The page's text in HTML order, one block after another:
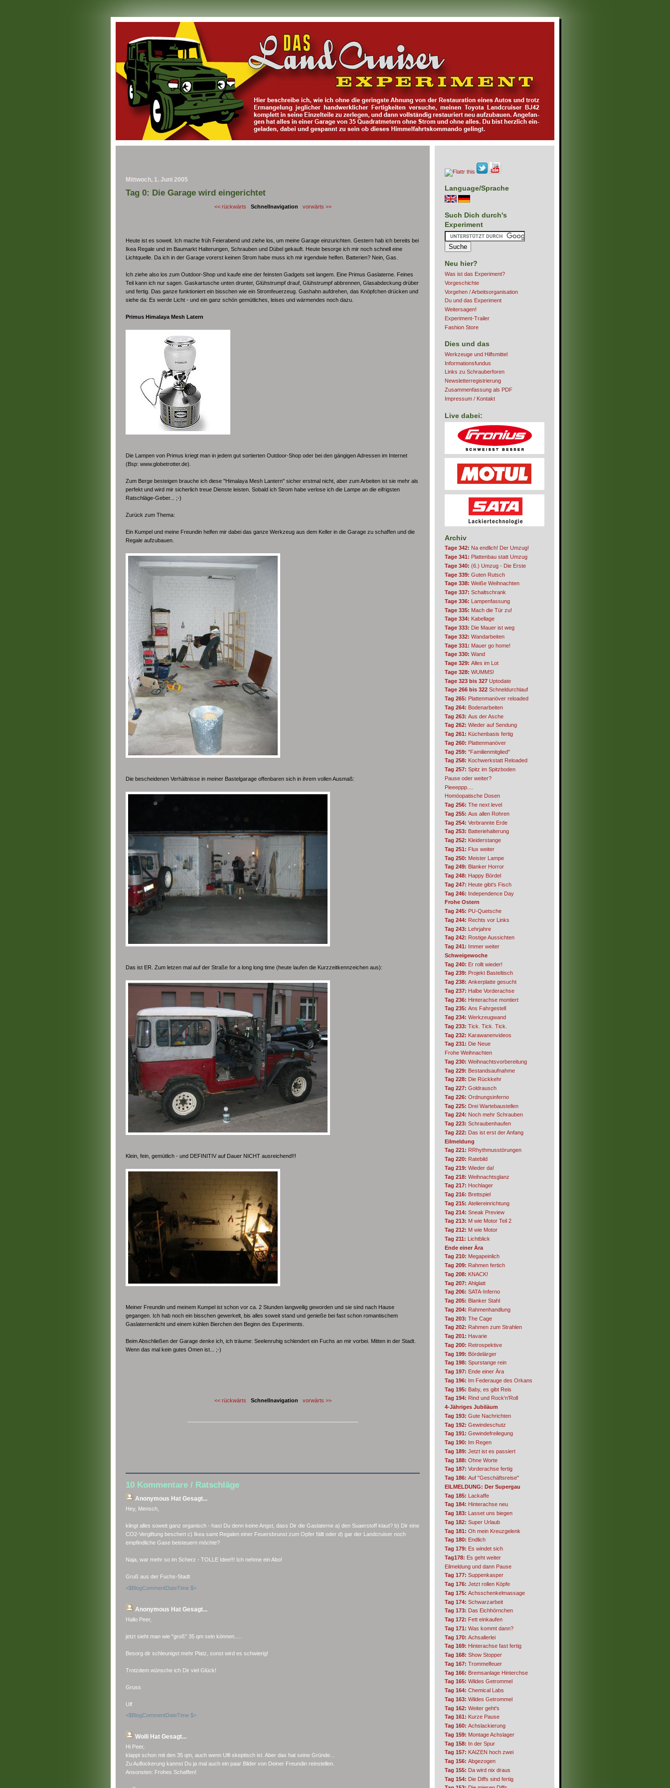
Mittwoch, 1. Juni 2005
Tag 0: Die Garage wird eingerichtet
<< rückwärts Schnellnavigation vorwärts >>
Heute ist es soweit. Ich mache früh Feierabend und ziehe los, um meine Garage einzurichten. Gestern hab ich bereits bei
Ikea Regale und im Baumarkt Halterungen, Schrauben und Dübel gekauft. Heute besorge ich mir noch schnell eine
Lichtquelle. Da ich in der Garage vorerst keinen Strom habe muss ich mir irgendwie helfen. Batterien? Nein, Gas.
Ich ziehe also los zum Outdoor-Shop und kaufe eine der feinsten Gadgets seit langem. Eine Primus Gaslaterne. Feines
Teil kann ich nur sagen. Gaskartusche unten drunter, Glühstrumpf drauf, Glühstrumpf abbrennen, Glasabdeckung drüber
und fertig. Das ganze funktioniert ein bisschen wie ein Stromfeuerzeug. Gashahn aufdrehen, das Knöpfchen drücken und
siehe da: Es werde Licht - und ein ganz schön gemütliches, leises und wärmendes noch dazu.
Primus Himalaya Mesh Latern
Die Lampen von Primus kriegt man in jedem gut sortierten Outdoor-Shop oder bei den gängigen Adressen im Internet
(Bsp: www.globetrotter.de).
Zum Berge besteigen brauche ich diese "Himalaya Mesh Lantern" sicher erstmal nicht, aber zum Arbeiten ist sie mehr als
perfekt und wird mir sicherlich treue Dienste leisten. Sobald ich Strom habe verlose ich die Lampe an die eifrigsten
Ratschläge-Geber... ;-)
Zurück zum Thema:
Ein Kumpel und meine Freundin helfen mir dabei das ganze Werkzeug aus dem Keller in die Garage zu schaffen und die
Regale aufzubauen.
Die bescheidenen Verhältnisse in meiner Bastelgarage offenbaren sich in ihrem vollen Ausmaß:
Das ist ER. Zum letzen mal auf der Straße for a long long time (heute laufen die Kurzzeitkennzeichen aus):
Klein, fein, gemütlich - und DEFINITIV auf Dauer NICHT ausreichend!!!
Meiner Freundin und meinem Kumpel ist schon vor ca. 2 Stunden langweilig geworden und sie sind nach Hause
gegangen. Ich hab noch ein bisschen gewerkelt, bis alles soweit stand und genieße bei fast schon romantischem
Gaslaternenlicht und einem kühlen Bierchen den Beginn des Experiments.
Beim Abschließen der Garage denke ich, ich träume: Seelenruhig schlendert ein Fuchs an mir vorbei. Mitten in der Stadt.
Wenn das mal kein gutes Omen ist... ;-)
<< rückwärts Schnellnavigation vorwärts >>
10 Kommentare / Ratschläge
Anonymous Hat Gesagt...
Hey, Mensch,
klingt alles soweit ganz organisch - hast Du denn keine Angst, dass Dir die Gaslaterne a) den Suaerstoff klaut? b) Dir eine
CO2-Vergiftung beschert c) Ikea samt Regalen einer Feuersbrunst zum Opfer fällt oder d) gar der Landcruiser noch
empfindliche Gase beisteuern möchte?
Naja, war mehr so im Scherz - TOLLE Idee!!! Ich nehme ein Abo!
Gruß aus der Fuchs-Stadt
<$BlogCommentDateTime $>
Anonymous Hat Gesagt...
Hallo Peer,
jetzt sieht man wie "groß" 35 qm sein können.....
Besorg dir schleunigst mehr Platz, sonst wird es schwierig!
Trotzdem wünsche ich Dir viel Glück!
Gruss
Ulf
<$BlogCommentDateTime $>
Wolli Hat Gesagt...
Hi Peer,
klappt schon mit den 35 qm, auch wenn Ulfi skeptisch ist. Aber das hat seine Gründe...
Zu Auflockerung kannst Du ja mal auch ein paar Bilder von Deiner Freundin reinstellen.
Ansonsten: Frohes Schaffen!
Language/Sprache
Such Dich durch's
Experiment
Neu hier?
Was ist das Experiment?
Vorgeschichte
Vorgehen / Arbeitsorganisation
Du und das Experiment
Weitersagen!
Experiment-Trailer
Fashion Store
Dies und das
Werkzeuge und Hilfsmittel
Informationsfundus
Links zu Schrauberforen
Newsletterregistrierung
Zusammenfassung als PDF
Impressum / Kontakt
Live dabei:
Archiv
Tage 342: Na endlich! Der Umzug!
Tage 341: Plattenbau statt Umzug
Tage 340: (6.) Umzug - Die Erste
Tage 339: Guten Rutsch
Tage 338: Weiße Weihnachten
Tage 337: Schaltschrank
Tage 336: Lampenfassung
Tage 335: Mach die Tür zu!
Tage 334: Kabellage
Tage 333: Die Mauer ist weg
Tage 332: Wandarbeiten
Tage 331: Mauer go home!
Tage 330: Wand
Tage 329: Alles im Lot
Tage 328: WUMMS!
Tage 323 bis 327 Uptodate
Tage 266 bis 322 Schneldurchlauf
Tag 265: Plattenmanöver reloaded
Tag 264: Bodenarbeiten
Tag 263: Aus der Asche
Tag 262: Wieder auf Sendung
Tag 261: Küchenbasis fertig
Tag 260: Plattenmanöver
Tag 259: "Familienmitglied"
Tag 258: Kochwerkstatt Reloaded
Tag 257: Spitz im Spitzboden
Pause oder weiter?
Pieeeppp....
Homöopatische Dosen
Tag 256: The next level
Tag 255: Aus allen Rohren
Tag 254: Verbrannte Erde
Tag 253: Batteriehalterung
Tag 252: Kleiderstange
Tag 251: Flux weiter
Tag 250: Meister Lampe
Tag 249: Blanker Horror
Tag 248: Happy Bördel
Tag 247: Heute gibt's Fisch
Tag 246: Independence Day
Frohe Ostern
Tag 245: PU-Quetsche
Tag 244: Rechts vor Links
Tag 243: Lehrjahre
Tag 242: Rostige Aussichten
Tag 241: Immer weiter
Schweigewoche
Tag 240: Er rollt wieder!
Tag 239: Projekt Basteltisch
Tag 238: Ankerplatte gesucht
Tag 237: Halbe Vorderachse
Tag 236: Hinterachse montiert
Tag 235: Ans Fahrgestell
Tag 234: Werkzeugwand
Tag 233: Tick. Tick. Tick.
Tag 232: Karawanenvideos
Tag 231: Die Neue
Frohe Weihnachten
Tag 230: Weihnachtsvorbereitung
Tag 229: Bestandsaufnahme
Tag 228: Die Rückkehr
Tag 227: Goldrausch
Tag 226: Ordnungsinferno
Tag 225: Drei Wartebaustellen
Tag 224: Noch mehr Schrauben
Tag 223: Schraubenhaufen
Tag 222: Das ist erst der Anfang
Eilmeldung
Tag 221: RRhythmusstörungen
Tag 220: Ratebild
Tag 219: Wieder da!
Tag 218: Weihnachtsglanz
Tag 217: Hochlager
Tag 216: Brettspiel
Tag 215: Ateliereinrichtung
Tag 214: Sneak Preview
Tag 213: M wie Motor Teil 2
Tag 212: M wie Motor
Tag 211: Lichtblick
Ende einer Ära
Tag 210: Megapeinlich
Tag 209: Rahmen fertich
Tag 208: KNACK!
Tag 207: Ahlglatt
Tag 206: SATA-Inferno
Tag 205: Blanker Stahl
Tag 204: Rahmenhandlung
Tag 203: The Cage
Tag 202: Rahmen zum Strahlen
Tag 201: Havarie
Tag 200: Retrospektive
Tag 199: Bördelärger
Tag 198: Spurstange rein
Tag 197: Ende einer Ära
Tag 196: Im Federauge des Orkans
Tag 195: Baby, es gibt Reis
Tag 194: Rind und Rock'n'Roll
4-Jähriges Jubiläum
Tag 193: Gute Nachrichten
Tag 192: Gewindeschutz
Tag 191: Gewindefreilegung
Tag 190: Im Regen
Tag 189: Jetzt ist es passiert
Tag 188: Ohne Worte
Tag 187: Vorderachse fertig
Tag 186: Auf "Geschäftsreise"
EILMELDUNG: Der Supergau
Tag 185: Lackaffe
Tag 184: Hinterachse neu
Tag 183: Lasset uns biegen
Tag 182: Super Urlaub
Tag 181: Oh mein Kreuzgelenk
Tag 180: Endlich
Tag 179: Es windet sich
Tag178: Es geht weiter
Eilmeldung und dann Pause
Tag 177: Suppenkasper
Tag 176: Jetzt rollen Köpfe
Tag 175: Achsschenkelmassage
Tag 174: Schwarzarbeit
Tag 173: Das Eichhörnchen
Tag 172: Fett einkaufen
Tag 171: Was kommt dann?
Tag 170: Achsallerlei
Tag 169: Hinterachse fast fertig
Tag 168: Show Stopper
Tag 167: Trommelfeuer
Tag 166: Bremsanlage Hinterchse
Tag 165: Wildes Getrommel
Tag 164: Chemical Labs
Tag 163: Wildes Getrommel
Tag 162: Weiter geht's
Tag 161: Kurze Pause
Tag 160: Achslackierung
Tag 159: Montage Achslager
Tag 158: In der Spur
Tag 157: KAIZEN hoch zwei
Tag 156: Abgezogen
Tag 155: Da wird nix draus
Tag 154: Die Diffs sind fertig